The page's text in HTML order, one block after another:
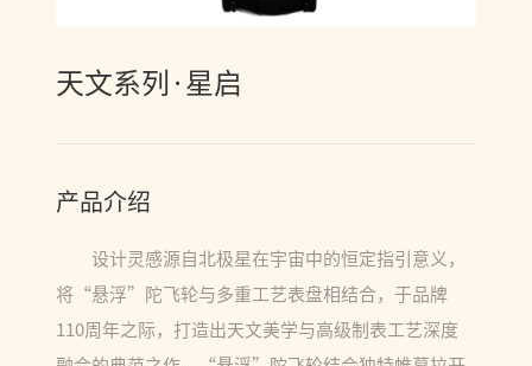
天文系列·星启
产品介绍
设计灵感源自北极星在宇宙中的恒定指引意义，
将“悬浮”陀飞轮与多重工艺表盘相结合，于品牌
110周年之际，打造出天文美学与高级制表工艺深度